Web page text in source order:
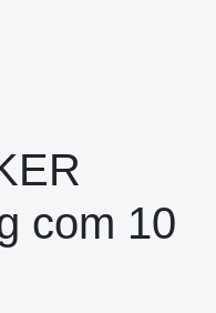
com 10